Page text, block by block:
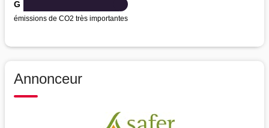
G
émissions de CO2 très importantes
Annonceur